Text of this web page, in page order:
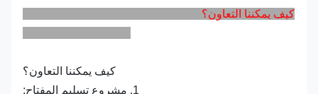
كيف يمكننا التعاون؟
كيف يمكننا التعاون؟